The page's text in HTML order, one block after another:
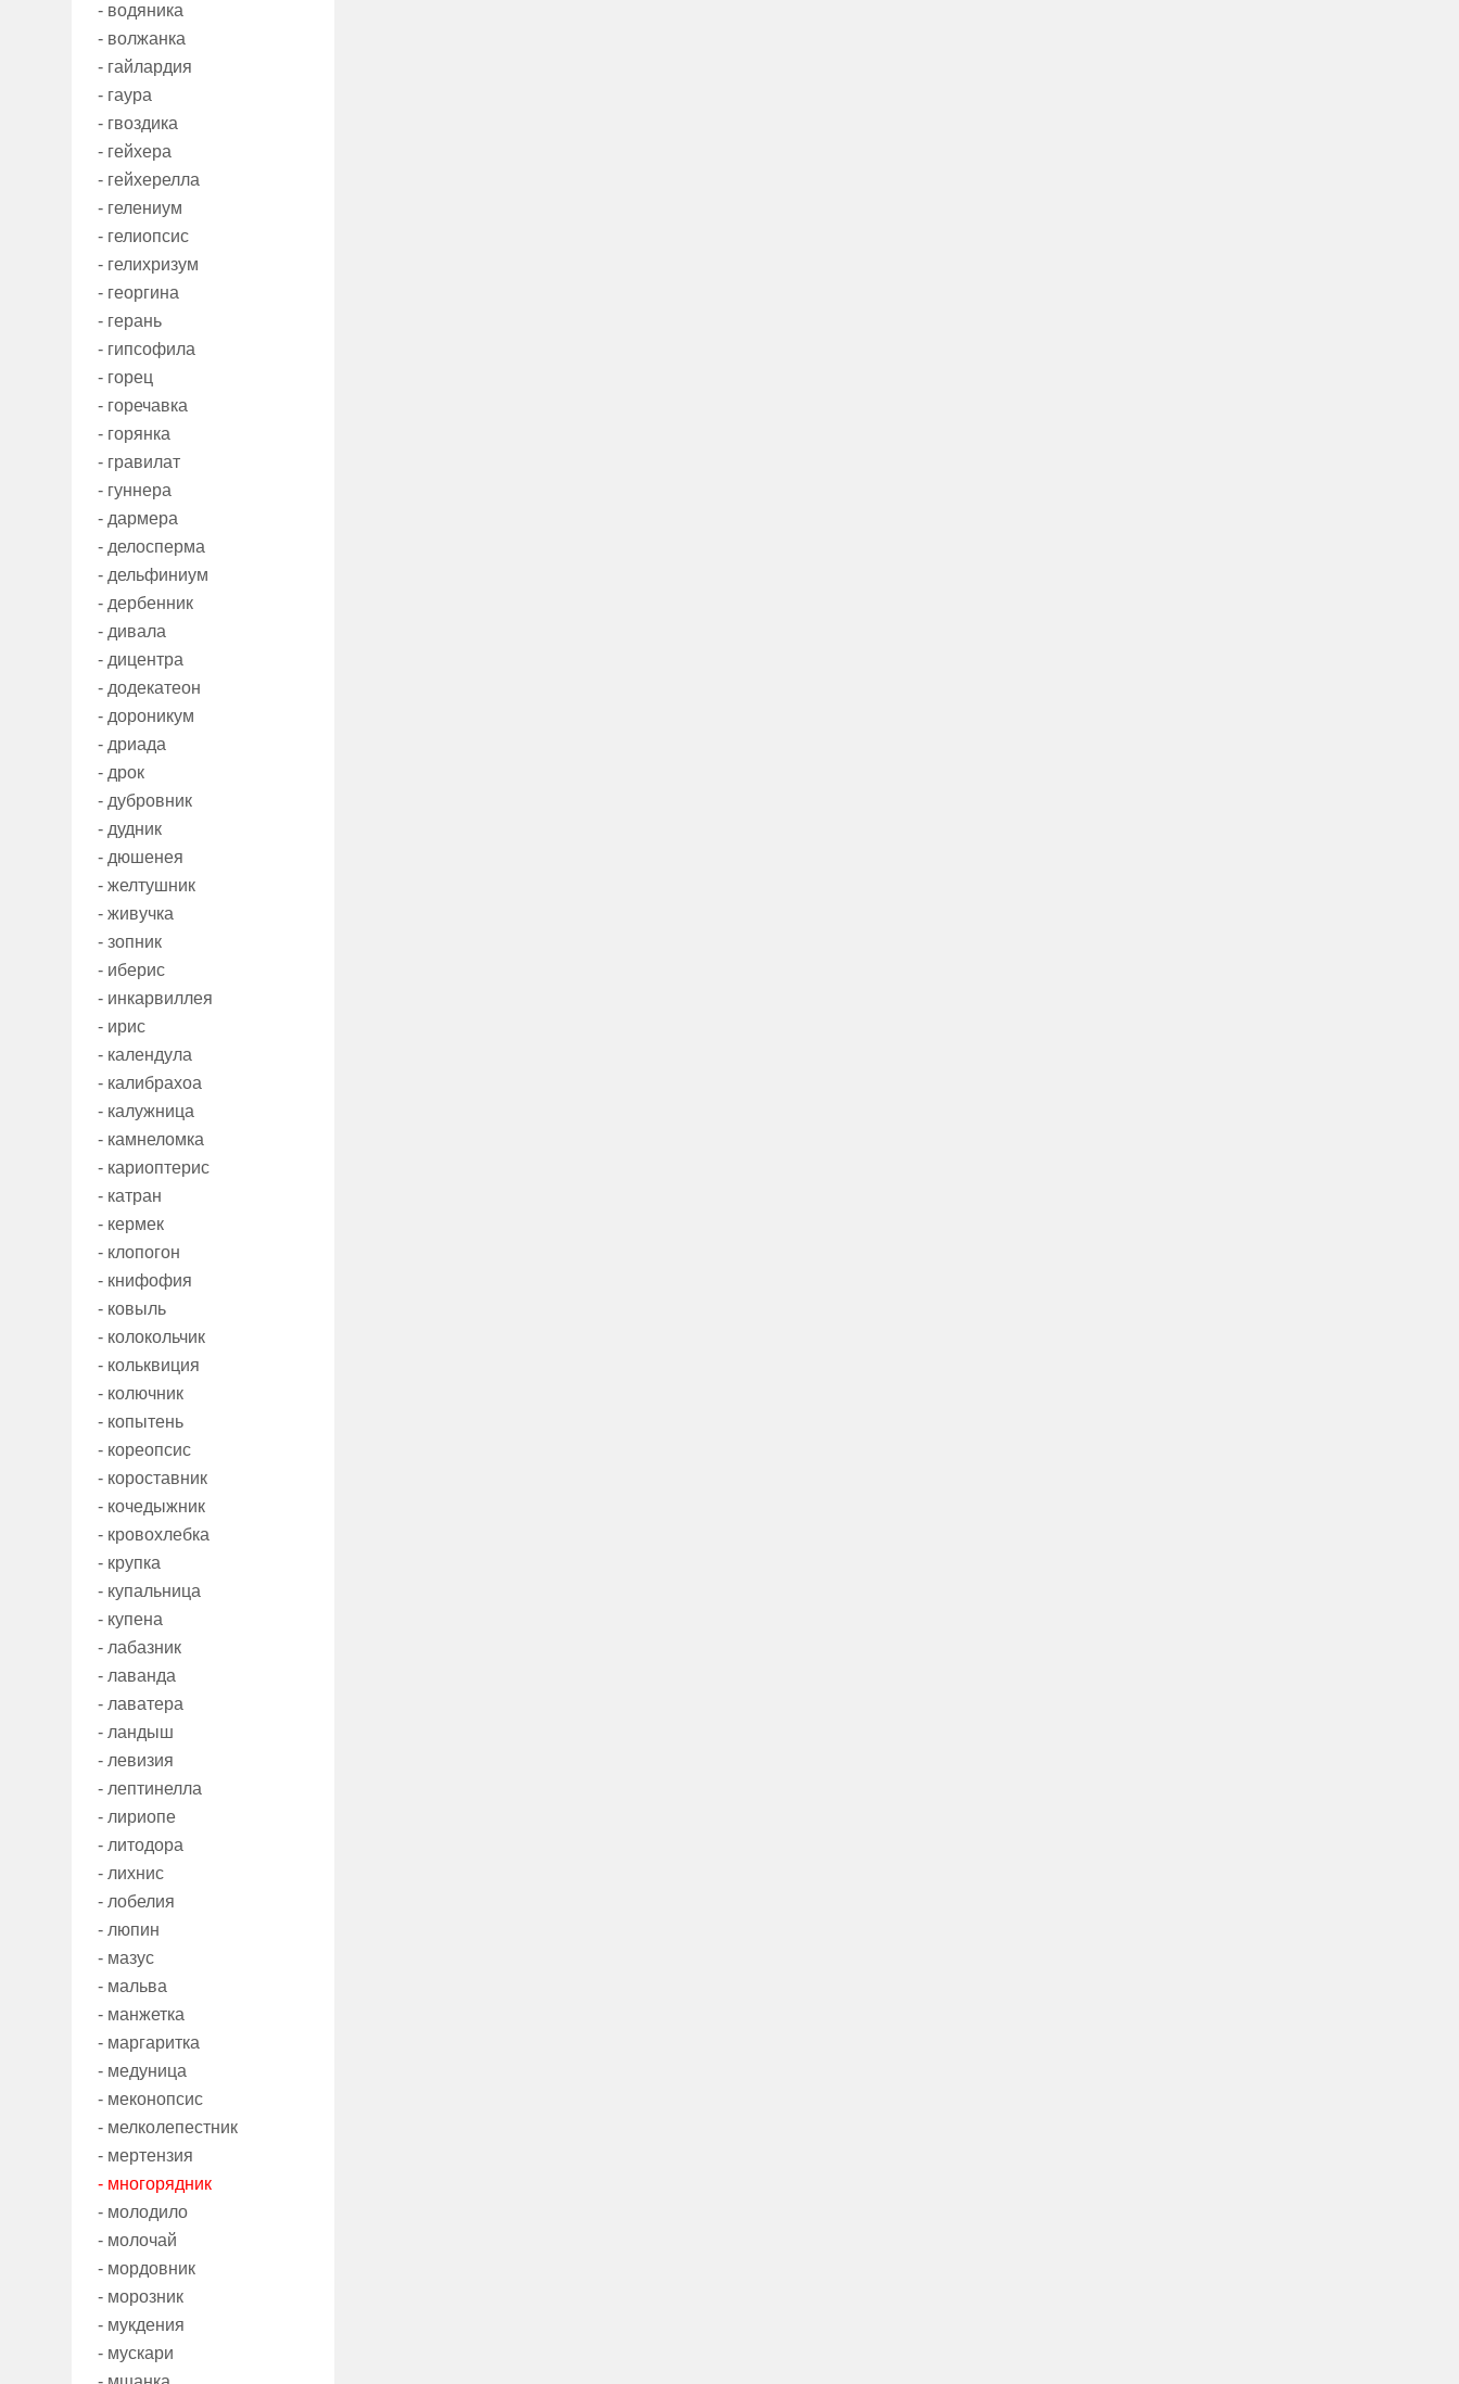
- водяника
- волжанка
- гайлардия
- гаура
- гвоздика
- гейхера
- гейхерелла
- гелениум
- гелиопсис
- гелихризум
- георгина
- герань
- гипсофила
- горец
- горечавка
- горянка
- гравилат
- гуннера
- дармера
- делосперма
- дельфиниум
- дербенник
- дивала
- дицентра
- додекатеон
- дороникум
- дриада
- дрок
- дубровник
- дудник
- дюшенея
- желтушник
- живучка
- зопник
- иберис
- инкарвиллея
- ирис
- календула
- калибрахоа
- калужница
- камнеломка
- кариоптерис
- катран
- кермек
- клопогон
- книфофия
- ковыль
- колокольчик
- кольквиция
- колючник
- копытень
- кореопсис
- короставник
- кочедыжник
- кровохлебка
- крупка
- купальница
- купена
- лабазник
- лаванда
- лаватера
- ландыш
- левизия
- лептинелла
- лириопе
- литодора
- лихнис
- лобелия
- люпин
- мазус
- мальва
- манжетка
- маргаритка
- медуница
- меконопсис
- мелколепестник
- мертензия
- многорядник
- молодило
- молочай
- мордовник
- морозник
- мукдения
- мускари